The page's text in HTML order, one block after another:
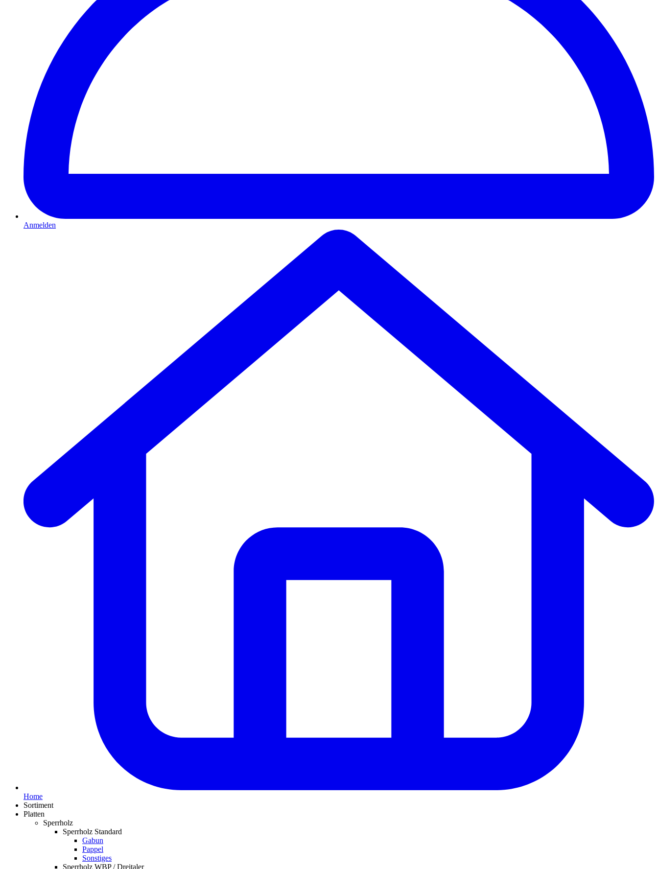
Anmelden
Home
Sortiment
Platten
Sperrholz
Sperrholz Standard
Gabun
Pappel
Sonstiges
Sperrholz WBP / Dreitaler